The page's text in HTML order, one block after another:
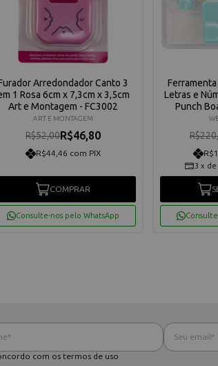
Arredondador Canto 3
1 Rosa 6cm x 7,3cm x 3,5cm
Art e Montagem - FC3002
ART E MONTAGEM
R$52,00R$46,80
R$44,46 com PIX
COMPRAR
Consulte-nos pelo WhatsApp
Letras e
Punch
3 x de
com os termos de uso